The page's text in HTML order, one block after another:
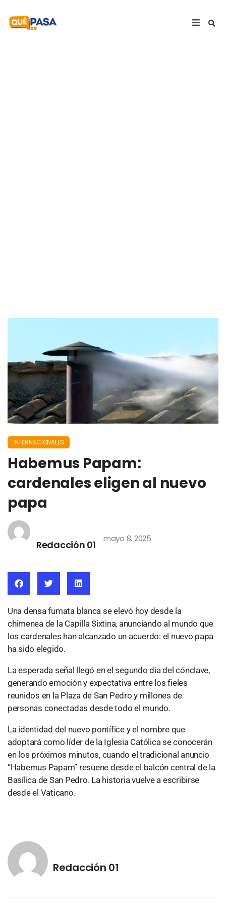
INTERNACIONALES
Habemus Papam:
cardenales eligen al nuevo
papa
Redacción 01
mayo 8, 2025
Una densa fumata blanca se elevó hoy desde la
chimenea de la Capilla Sixtina, anunciando al mundo que
los cardenales han alcanzado un acuerdo: el nuevo papa
ha sido elegido.
La esperada señal llegó en el segundo día del cónclave,
generando emoción y expectativa entre los fieles
reunidos en la Plaza de San Pedro y millones de
personas conectadas desde todo el mundo.
La identidad del nuevo pontífice y el nombre que
adoptará como líder de la Iglesia Católica se conocerán
en los próximos minutos, cuando el tradicional anuncio
“Habemus Papam” resuene desde el balcón central de la
Basílica de San Pedro. La historia vuelve a escribirse
desde el Vaticano.
Redacción 01